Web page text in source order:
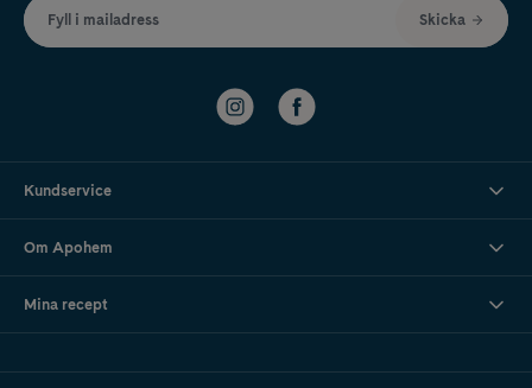
Fyll i mailadress Skicka
Kundservice
Om Apohem
Mina recept